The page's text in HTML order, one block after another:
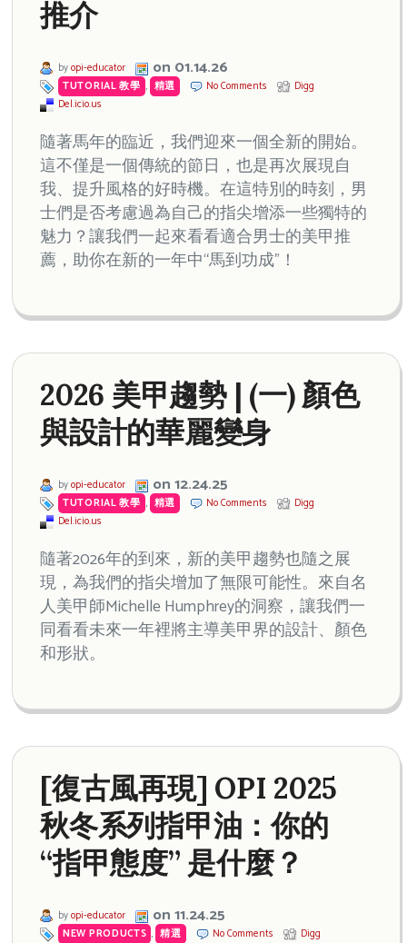
推介
byopi-educator on 01.14.26
TUTORIAL 教學 , 精選 No Comments
Digg
Del.icio.us
隨著馬年的臨近，我們迎來一個全新的開始。
這不僅是一個傳統的節日，也是再次展現自
我、提升風格的好時機。在這特別的時刻，男
士們是否考慮過為自己的指尖增添一些獨特的
魅力？讓我們一起來看看適合男士的美甲推
薦，助你在新的一年中“馬到功成”！
2026 美甲趨勢 | (一) 顏色
與設計的華麗變身
byopi-educator on 12.24.25
TUTORIAL 教學 , 精選 No Comments
Digg
Del.icio.us
隨著2026年的到來，新的美甲趨勢也隨之展
現，為我們的指尖增加了無限可能性。來自名
人美甲師Michelle Humphrey的洞察，讓我們一
同看看未來一年裡將主導美甲界的設計、顏色
和形狀。
[復古風再現] OPI 2025
秋冬系列指甲油：你的
“指甲態度” 是什麼？
byopi-educator on 11.24.25
NEW PRODUCTS , 精選 No Comments
Digg